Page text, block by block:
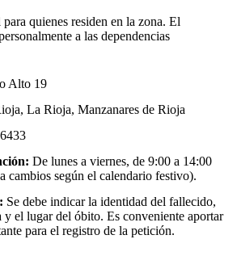
quienes residen en la zona. El
a las dependencias
Alto 19
La Rioja, Manzanares de Rioja
De lunes a viernes, de 9:00 a 14:00
cambios según el calendario festivo).
Se debe indicar la identidad del fallecido,
y el lugar del óbito. Es conveniente aportar
para el registro de la petición.